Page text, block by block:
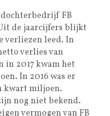
FB
de jaarcijfers blijkt
verliezen leed. In
verlies van
2017 kwam het
In 2016 was er
kwart miljoen.
nog niet bekend.
vermogen van FB